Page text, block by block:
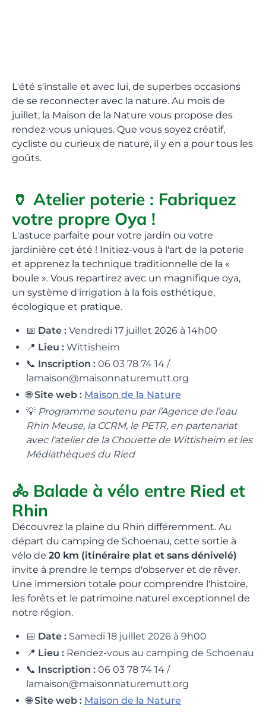
L'été s'installe et avec lui, de superbes occasions
de se reconnecter avec la nature. Au mois de
juillet, la Maison de la Nature vous propose des
rendez-vous uniques. Que vous soyez créatif,
cycliste ou curieux de nature, il y en a pour tous les
goûts.
🏺 Atelier poterie : Fabriquez
votre propre Oya !
L'astuce parfaite pour votre jardin ou votre
jardinière cet été ! Initiez-vous à l'art de la poterie
et apprenez la technique traditionnelle de la «
boule ». Vous repartirez avec un magnifique oya,
un système d'irrigation à la fois esthétique,
écologique et pratique.
📅 Date : Vendredi 17 juillet 2026 à 14h00
📍 Lieu : Wittisheim
📞 Inscription : 06 03 78 74 14 /
lamaison@maisonnaturemutt.org
🌐Site web : Maison de la Nature
💡 Programme soutenu par l’Agence de l’eau
Rhin Meuse, la CCRM, le PETR, en partenariat
avec l'atelier de la Chouette de Wittisheim et les
Médiathèques du Ried
🚴 Balade à vélo entre Ried et
Rhin
Découvrez la plaine du Rhin différemment. Au
départ du camping de Schoenau, cette sortie à
vélo de 20 km (itinéraire plat et sans dénivelé)
invite à prendre le temps d'observer et de rêver.
Une immersion totale pour comprendre l'histoire,
les forêts et le patrimoine naturel exceptionnel de
notre région.
📅 Date : Samedi 18 juillet 2026 à 9h00
📍 Lieu : Rendez-vous au camping de Schoenau
📞 Inscription : 06 03 78 74 14 /
lamaison@maisonnaturemutt.org
🌐Site web : Maison de la Nature